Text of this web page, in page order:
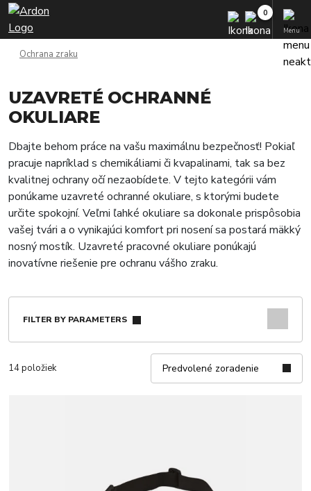
Menu
Ochrana zraku
UZAVRETÉ OCHRANNÉ
OKULIARE
Dbajte behom práce na vašu maximálnu bezpečnosť! Pokiaľ
pracuje napríklad s chemikáliami či kvapalinami, tak sa bez
kvalitnej ochrany očí nezaobídete. V tejto kategórii vám
ponúkame uzavreté ochranné okuliare, s ktorými budete
určite spokojní. Veľmi ľahké okuliare sa dokonale prispôsobia
vašej tvári a o vynikajúci komfort pri nosení sa postará mäkký
nosný mostík. Uzavreté pracovné okuliare ponúkajú
inovatívne riešenie pre ochranu vášho zraku.
FILTER BY PARAMETERS
14 položiek Predvolené zoradenie